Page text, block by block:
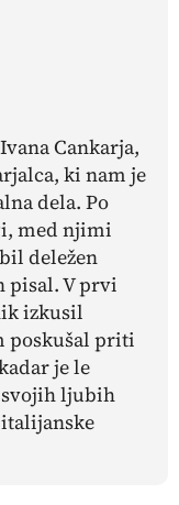
Cankarja,
ki nam je
dela. Po
med njimi
deležen
pisal. V prvi
izkusil
poskušal priti
je le
svojih ljubih